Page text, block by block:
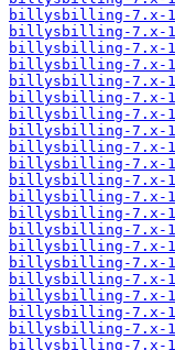
billysbilling-7.x-
billysbilling-7.x-
billysbilling-7.x-
billysbilling-7.x-
billysbilling-7.x-
billysbilling-7.x-
billysbilling-7.x-
billysbilling-7.x-
billysbilling-7.x-
billysbilling-7.x-
billysbilling-7.x-
billysbilling-7.x-
billysbilling-7.x-
billysbilling-7.x-
billysbilling-7.x-
billysbilling-7.x-
billysbilling-7.x-
billysbilling-7.x-
billysbilling-7.x-
billysbilling-7.x-
billysbilling-7.x-